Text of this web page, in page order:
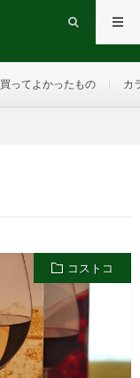
買ってよかったもの カ
コストコ